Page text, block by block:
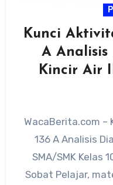
Kunci
A Analisis
Kincir Air
WacaBerita.com –
136 A Analisis
SMA/SMK Kelas
Sobat Pelajar,